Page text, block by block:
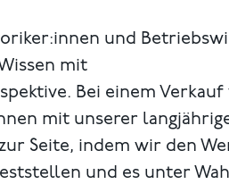
und
mit
Bei einem Verkauf
mit unserer
Seite, indem wir den
und es unter